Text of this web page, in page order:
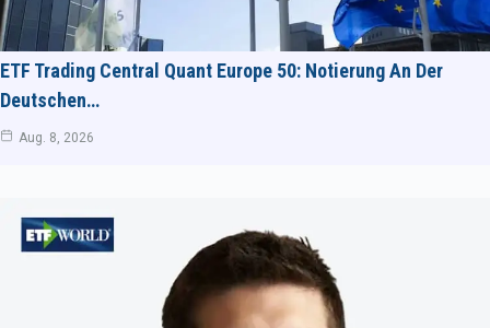
ETF Trading Central Quant Europe 50: Notierung An Der
Deutschen…
Aug. 8, 2026